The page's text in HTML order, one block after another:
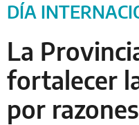
DÍA
La
fortalecer
por